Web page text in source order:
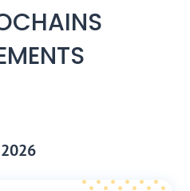
2026